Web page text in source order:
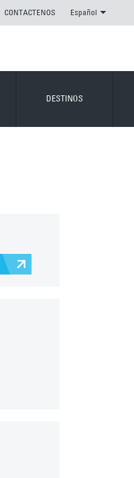
CONTACTENOS Español
DESTINOS